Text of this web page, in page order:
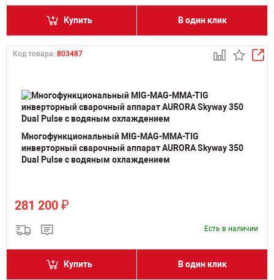
Купить В один клик
Код товара: 803487
Многофункциональный MIG-MAG-MMA-TIG
инверторный сварочный аппарат AURORA Skyway 350
Dual Pulse с водяным охлаждением
281 200 ₽
Есть в наличии
Купить В один клик